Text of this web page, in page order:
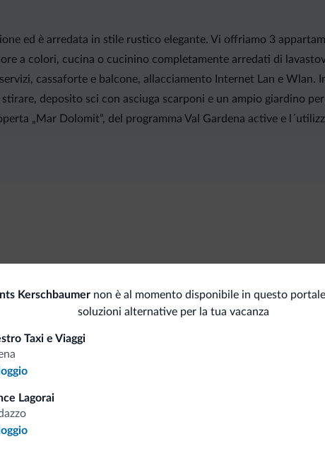
ed è arredata in stile rustico elegante. Vi offriamo 3
a colori, cucina o cucinino completamente arredati di
cassaforte e balcone, allacciamento Internet Lan e Wlan.
deposito sci con asciuga scarponi e un ampio giardino
„Mar Dolomit“, del programma Val Gardena active e
Servizio lavanderia
Kerschbaumer non è al momento disponibile in questo
soluzioni alternative per la tua vacanza
Taxi e Viaggi
Lagorai